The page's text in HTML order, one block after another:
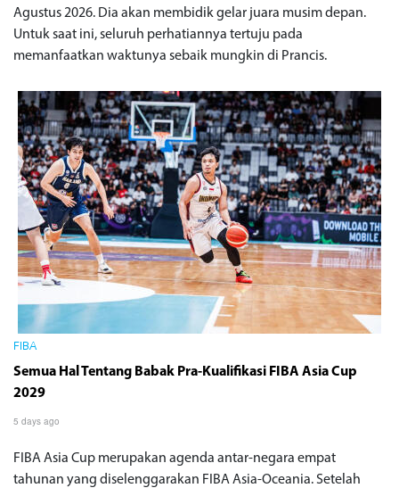
Agustus 2026. Dia akan membidik gelar juara musim depan.
Untuk saat ini, seluruh perhatiannya tertuju pada
memanfaatkan waktunya sebaik mungkin di Prancis.
FIBA
Semua Hal Tentang Babak Pra-Kualifikasi FIBA ​​Asia Cup
2029
5 days ago
FIBA Asia Cup merupakan agenda antar-negara empat
tahunan yang diselenggarakan FIBA Asia-Oceania. Setelah